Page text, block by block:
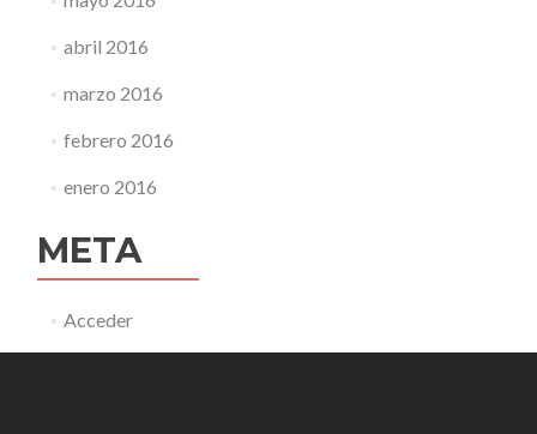
abril 2016
marzo 2016
febrero 2016
enero 2016
META
Acceder